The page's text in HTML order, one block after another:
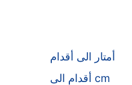
أمتار الى أقدام
أقدام الى cm